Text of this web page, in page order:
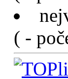
( -
(-